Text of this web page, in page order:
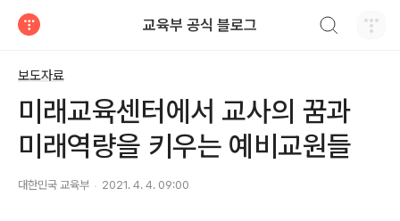
교육부 공식 블로그
보도자료
미래교육센터에서 교사의 꿈과
미래역량을 키우는 예비교원들
대한민국 교육부 2021. 4. 4. 09:00